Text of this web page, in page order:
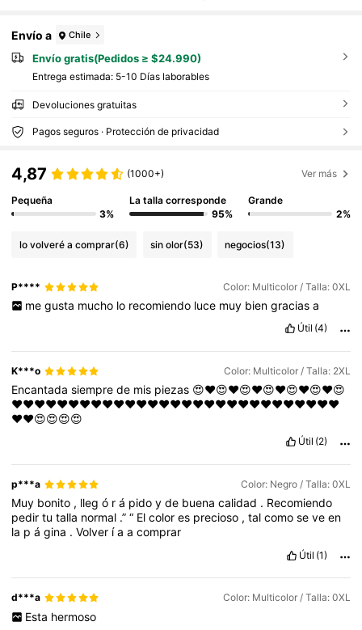
Envío a Chile
Envío gratis(Pedidos ≥ $24.990)
Entrega estimada: 5-10 Días laborables
Devoluciones gratuitas
Pagos seguros · Protección de privacidad
4,87 (1000+) Ver más
Pequeña
3%
La talla corresponde
95%
Grande
2%
lo volveré a comprar(6) sin olor(53) negocios(13)
P**** Color: Multicolor / Talla: 0XL
me gusta mucho lo recomiendo luce muy bien gracias a
Útil (4)
K***o Color: Multicolor / Talla: 2XL
Encantadasiemprede mis piezas 😍❤️😍❤️😍❤️😍❤️😍❤️😍❤️😍
❤️❤️❤️❤️❤️❤️❤️❤️❤️❤️❤️❤️❤️❤️❤️❤️❤️❤️❤️❤️❤️❤️❤️❤️❤️❤️❤️❤️❤️
❤️❤️😍😍😍😍
Útil (2)
p***a Color: Negro / Talla: 0XL
Muy bonito , llegó rá pidoyde buenacalidad . Recomiendo
pedirtutalla normal .”“ Elcolores precioso ,talcomoseveen
la página .Volver íaacomprar
Útil (1)
d***a Color: Multicolor / Talla: 0XL
Esta hermoso